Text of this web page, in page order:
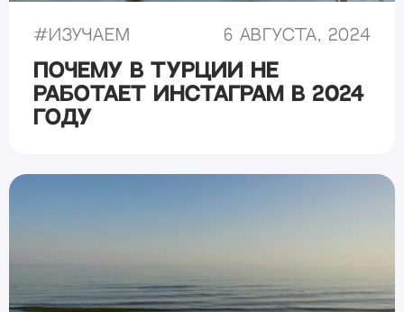
#Изучаем 6 августа, 2024
Почему в Турции не
работает Инстаграм в 2024
году